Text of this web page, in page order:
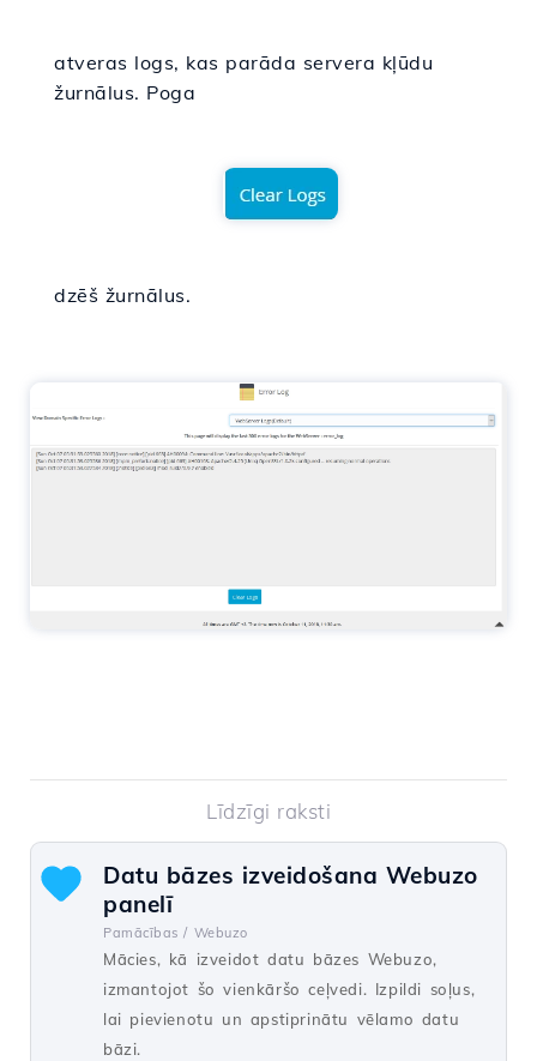
atveras logs, kas parāda servera kļūdu
žurnālus. Poga
dzēš žurnālus.
Līdzīgi raksti
Datu bāzes izveidošana Webuzo
panelī
Pamācības / Webuzo
Mācies, kā izveidot datu bāzes Webuzo,
izmantojot šo vienkāršo ceļvedi. Izpildi soļus,
lai pievienotu un apstiprinātu vēlamo datu
bāzi.